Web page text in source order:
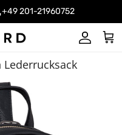
+49 201-21960752
Konto